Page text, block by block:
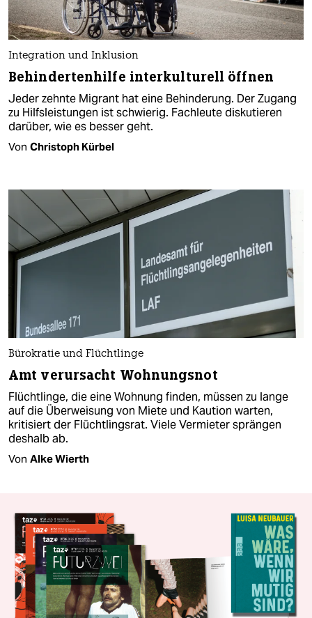
Integration und Inklusion
Behindertenhilfe interkulturell öffnen
Jeder zehnte Migrant hat eine Behinderung. Der Zugang
zu Hilfsleistungen ist schwierig. Fachleute diskutieren
darüber, wie es besser geht.
Von Christoph Kürbel
Bürokratie und Flüchtlinge
Amt verursacht Wohnungsnot
Flüchtlinge, die eine Wohnung finden, müssen zu lange
auf die Überweisung von Miete und Kaution warten,
kritisiert der Flüchtlingsrat. Viele Vermieter sprängen
deshalb ab.
Von Alke Wierth